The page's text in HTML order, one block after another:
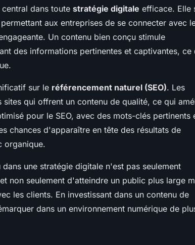
dans toute stratégie digitale efficace. Elle
aux entreprises de se connecter avec
Un contenu bien conçu stimule
des informations pertinentes et captivantes, ce
sur le référencement naturel (SEO). Les
qui offrent un contenu de qualité, ce qui
pour le SEO, avec des mots-clés pertinents
chances d'apparaître en tête des résultats de
organique.
une stratégie digitale n'est pas seulement
non seulement d'atteindre un public plus large
les clients. En investissant dans un contenu de
dans un environnement numérique de